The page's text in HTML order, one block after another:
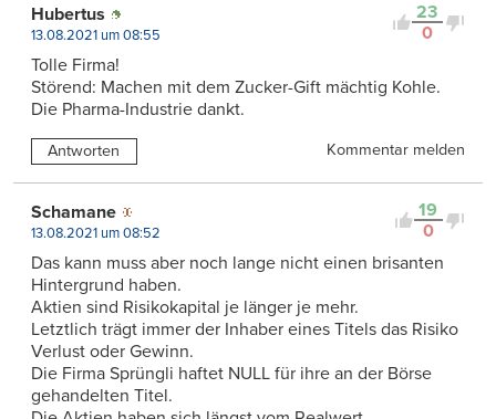
23
0
Hubertus
13.08.2021 um 08:55
Tolle Firma!
Störend: Machen mit dem Zucker-Gift mächtig Kohle.
Die Pharma-Industrie dankt.
Antworten Kommentar melden
19
0
Schamane
13.08.2021 um 08:52
Das kann muss aber noch lange nicht einen brisanten
Hintergrund haben.
Aktien sind Risikokapital je länger je mehr.
Letztlich trägt immer der Inhaber eines Titels das Risiko
Verlust oder Gewinn.
Die Firma Sprüngli haftet NULL für ihre an der Börse
gehandelten Titel.